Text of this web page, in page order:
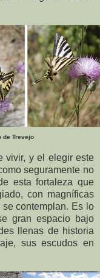
de Trevejo
vivir, y el elegir este
seguramente no
esta fortaleza que
con magníficas
contemplan. Es lo
gran espacio bajo
llenas de historia
sus escudos en